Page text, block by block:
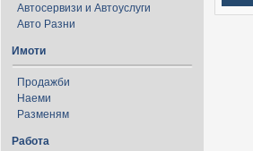
Автосервизи и Автоуслуги
Авто Разни
Имоти
Продажби
Наеми
Разменям
Работа